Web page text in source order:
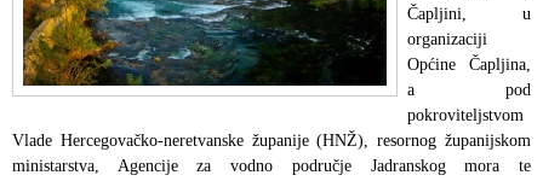
Čapljini, u
organizaciji
Općine Čapljina,
a pod
pokroviteljstvom
Vlade Hercegovačko-neretvanske županije (HNŽ), resornog županijskom
ministarstva, Agencije za vodno područje Jadranskog mora te